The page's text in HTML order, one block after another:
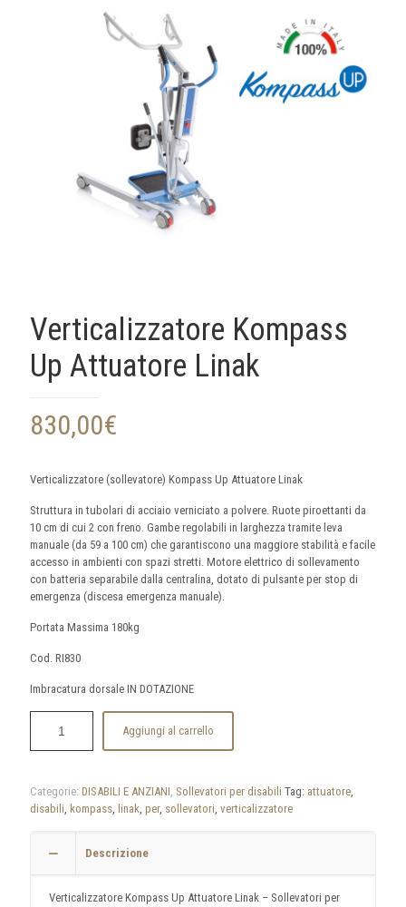
Verticalizzatore Kompass
Up Attuatore Linak
830,00€
Verticalizzatore (sollevatore) Kompass Up Attuatore Linak
Struttura in tubolari di acciaio verniciato a polvere. Ruote piroettanti da
10 cm di cui 2 con freno. Gambe regolabili in larghezza tramite leva
manuale (da 59 a 100 cm) che garantiscono una maggiore stabilità e facile
accesso in ambienti con spazi stretti. Motore elettrico di sollevamento
con batteria separabile dalla centralina, dotato di pulsante per stop di
emergenza (discesa emergenza manuale).
Portata Massima 180kg
Cod. RI830
Imbracatura dorsale IN DOTAZIONE
Aggiungi al carrello
Categorie: DISABILI E ANZIANI, Sollevatori per disabili Tag: attuatore,
disabili, kompass, linak, per, sollevatori, verticalizzatore
Descrizione
Verticalizzatore Kompass Up Attuatore Linak – Sollevatori per